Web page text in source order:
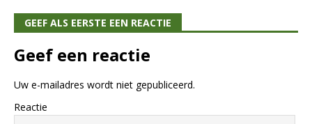
GEEF ALS EERSTE EEN REACTIE
Geef een reactie
Uw e-mailadres wordt niet gepubliceerd.
Reactie